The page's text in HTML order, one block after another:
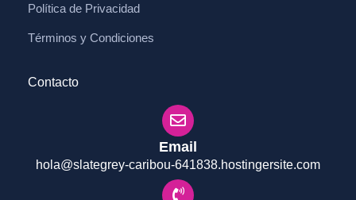
Política de Privacidad
Términos y Condiciones
Contacto
Email
hola@slategrey-caribou-641838.hostingersite.com